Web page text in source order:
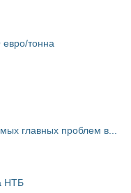
тонна
главных проблем в...
НТБ